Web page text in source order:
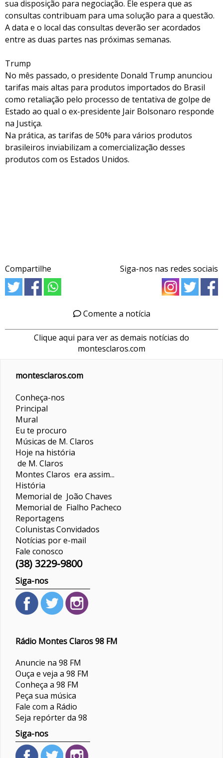
sua disposição para negociação. Ele espera que as
consultas contribuam para uma solução para a questão.
A data e o local das consultas deverão ser acordados
entre as duas partes nas próximas semanas.
Trump
No mês passado, o presidente Donald Trump anunciou
tarifas mais altas para produtos importados do Brasil
como retaliação pelo processo de tentativa de golpe de
Estado ao qual o ex-presidente Jair Bolsonaro responde
na Justiça.
Na prática, as tarifas de 50% para vários produtos
brasileiros inviabilizam a comercialização desses
produtos com os Estados Unidos.
Compartilhe Siga-nos nas redes sociais
Comente a notícia
Clique aqui para ver as demais notícias do
montesclaros.com
montesclaros.com
Conheça-nos
Principal
Mural
Eu te procuro
Músicas de M. Claros
Hoje na história
de M. Claros
Montes Claros era assim...
História
Memorial de João Chaves
Memorial de Fialho Pacheco
Reportagens
ColunistasConvidados
Notícias por e-mail
Fale conosco
(38) 3229-9800
Siga-nos
Rádio Montes Claros 98 FM
Anuncie na 98 FM
Ouça e veja a 98 FM
Conheça a 98 FM
Peça sua música
Fale com a Rádio
Seja repórter da 98
Siga-nos